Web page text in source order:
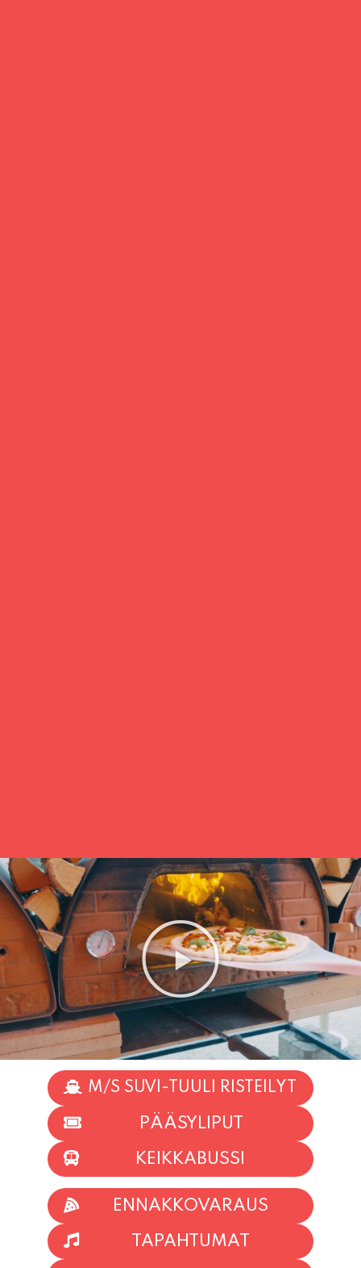
M/S SUVI-TUULI RISTEILYT
PÄÄSYLIPUT
KEIKKABUSSI
TAPAHTUMAT
INFO